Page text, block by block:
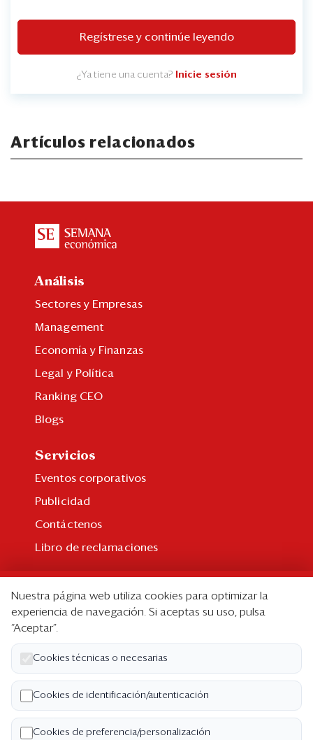
Regístrese y continúe leyendo
¿Ya tiene una cuenta? Inicie sesión
Artículos relacionados
Análisis
Sectores y Empresas
Management
Economía y Finanzas
Legal y Política
Ranking CEO
Blogs
Servicios
Eventos corporativos
Publicidad
Contáctenos
Libro de reclamaciones
Suscripción individual
Paquetes corporativos
Edición Impresa
Nosotros
Quiénes somos
Código de ética
Nuestra página web utiliza cookies para optimizar la
experiencia de navegación. Si aceptas su uso, pulsa
“Aceptar”.
Cookies técnicas o necesarias
Cookies de identificación/autenticación
Cookies de preferencia/personalización